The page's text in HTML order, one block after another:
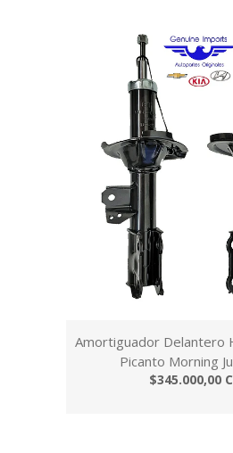
Amortiguador Delantero
Picanto Morning
$345.000,00